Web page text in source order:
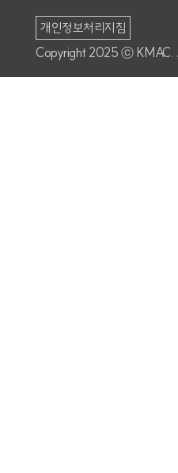
개인정보처리지침
Copyright 2025 ⓒ KMAC.